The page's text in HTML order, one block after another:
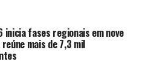
inicia fases regionais em nove
mais de 7,3 mil